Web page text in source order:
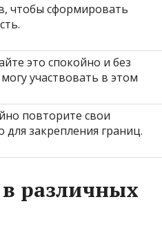
чтобы сформировать
это спокойно и без
участвовать в этом
повторите свои
закрепления границ.
различных